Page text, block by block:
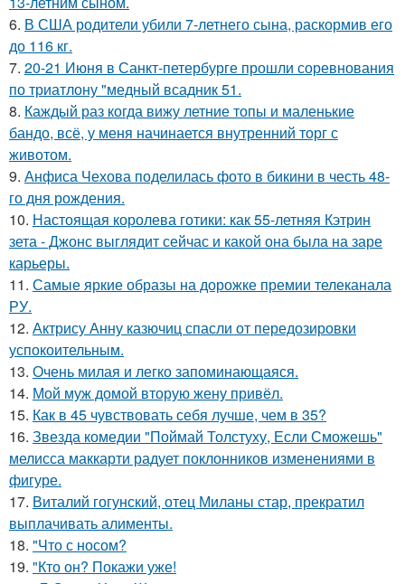
6. В США родители убили 7-летнего сына, раскормив его
до 116 кг.
7. 20-21 Июня в Санкт-петербурге прошли соревнования
по триатлону "медный всадник 51.
8. Каждый раз когда вижу летние топы и маленькие
бандо, всё, у меня начинается внутренний торг с
животом.
9. Анфиса Чехова поделилась фото в бикини в честь 48-
го дня рождения.
10. Настоящая королева готики: как 55-летняя Кэтрин
зета - Джонс выглядит сейчас и какой она была на заре
карьеры.
11. Самые яркие образы на дорожке премии телеканала
РУ.
12. Актрису Анну казючиц спасли от передозировки
успокоительным.
13. Очень милая и легко запоминающаяся.
14. Мой муж домой вторую жену привёл.
15. Как в 45 чувствовать себя лучше, чем в 35?
16. Звезда комедии "Поймай Толстуху, Если Сможешь"
мелисса маккарти радует поклонников изменениями в
фигуре.
17. Виталий гогунский, отец Миланы стар, прекратил
выплачивать алименты.
18. "Что с носом?
19. "Кто он? Покажи уже!